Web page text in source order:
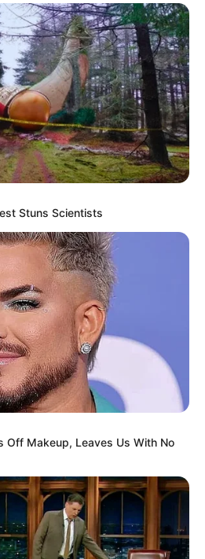
Stuns Scientists
Off Makeup, Leaves Us With No